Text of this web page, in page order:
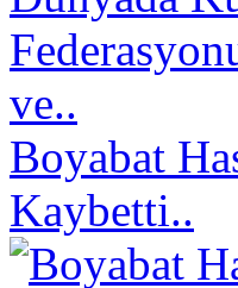
ve..
Boyabat
Kaybetti..